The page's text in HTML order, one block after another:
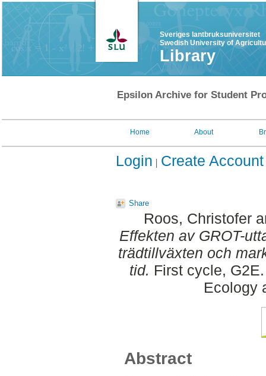
Sveriges lantbruksuniversitet
Swedish University of
Library
Epsilon Archive for Student
Home About
Login Create Account
Share
Roos, Christofer
Effekten av GROT-
trädtillväxten och
tid. First cycle,
Ecology
Abstract